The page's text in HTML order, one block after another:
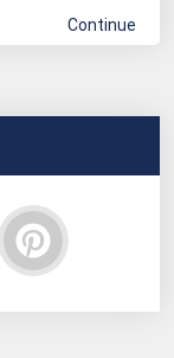
Continue